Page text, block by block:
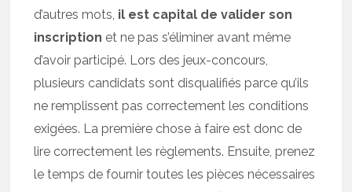
d’autres mots, il est capital de valider son
inscription et ne pas s’éliminer avant même
d’avoir participé. Lors des jeux-concours,
plusieurs candidats sont disqualifiés parce qu’ils
ne remplissent pas correctement les conditions
exigées. La première chose à faire est donc de
lire correctement les règlements. Ensuite, prenez
le temps de fournir toutes les pièces nécessaires